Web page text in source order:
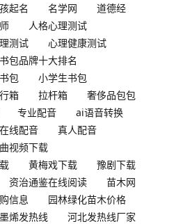
起名 名学网
道德经
人格心理测试
测试
心理健康测试
书包品牌十大排名
包
小学生书包
箱 拉杆箱
奢侈品包包
专业配音
ai语音转换
在线配音
真人配音
视频下载
黄梅戏下载
豫剧下载
资治通鉴在线阅读
苗木网
信息
园林绿化苗木价格
烯发热线
河北发热线厂家